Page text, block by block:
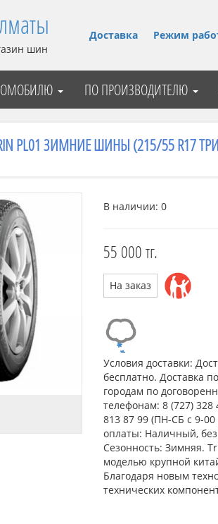
шин
Доставка Режим
ПО ПРОИЗВОДИТЕЛЮ
PL01 ЗИМНИЕ ШИНЫ (215/55 R17
В наличии: 0
55 000 тг.
На заказ
Условия доставки:
бесплатно. Доставка
городам по
телефонам: 8 (727) 328
813 87 99 (ПН-СБ с 9-
оплаты: Наличный,
Сезонность: Зимняя.
моделью крупной
Благодаря новым
технических